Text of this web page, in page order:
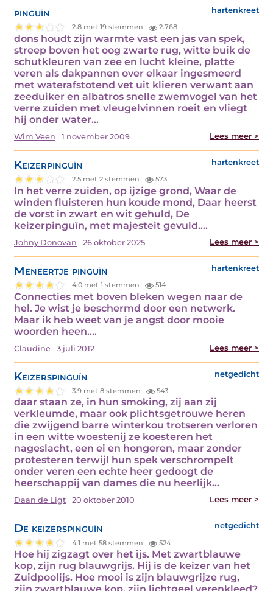
pinguïn hartenkreet
2.8 met 19 stemmen 2.768
dons houdt zijn warmte vast een jas van spek,
streep boven het oog zwarte rug, witte buik de
schutkleuren van zee en lucht kleine, platte
veren als dakpannen over elkaar ingesmeerd
met waterafstotend vet uit klieren verwant aan
zeeduiker en albatros snelle zwemvogel van het
verre zuiden met vleugelvinnen roeit en vliegt
hij onder water…
Wim Veen 1 november 2009 Lees meer >
Keizerpinguïn hartenkreet
2.5 met 2 stemmen 573
In het verre zuiden, op ijzige grond, Waar de
winden fluisteren hun koude mond, Daar heerst
de vorst in zwart en wit gehuld, De
keizerpinguïn, met majesteit gevuld.…
Johny Donovan 26 oktober 2025 Lees meer >
Meneertje pinguïn hartenkreet
4.0 met 1 stemmen 514
Connecties met boven bleken wegen naar de
hel. Je wist je beschermd door een netwerk.
Maar ik heb weet van je angst door mooie
woorden heen.…
Claudine 3 juli 2012 Lees meer >
Keizerspinguïn netgedicht
3.9 met 8 stemmen 543
daar staan ze, in hun smoking, zij aan zij
verkleumde, maar ook plichtsgetrouwe heren
die zwijgend barre winterkou trotseren verloren
in een witte woestenij ze koesteren het
nageslacht, een ei en hongeren, maar zonder
protesteren terwijl hun spek verschrompelt
onder veren een echte heer gedoogt de
heerschappij van dames die nu heerlijk…
Daan de Ligt 20 oktober 2010 Lees meer >
De keizerspinguïn netgedicht
4.1 met 58 stemmen 524
Hoe hij zigzagt over het ijs. Met zwartblauwe
kop, zijn rug blauwgrijs. Hij is de keizer van het
Zuidpoolijs. Hoe mooi is zijn blauwgrijze rug,